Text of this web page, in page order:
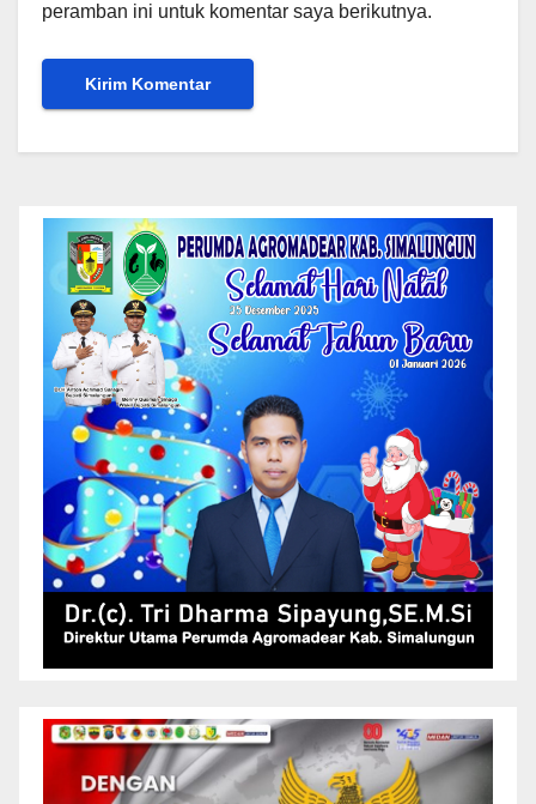
peramban ini untuk komentar saya berikutnya.